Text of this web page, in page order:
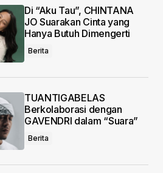
Di “Aku Tau”, CHINTANA
JO Suarakan Cinta yang
Hanya Butuh Dimengerti
Berita
TUANTIGABELAS
Berkolaborasi dengan
GAVENDRI dalam “Suara”
Berita